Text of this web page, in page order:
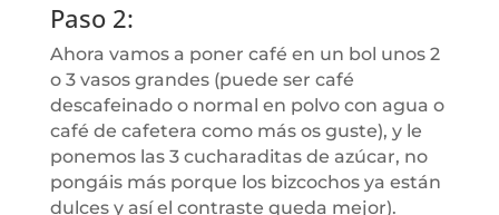
Paso 2:
Ahora vamos a poner café en un bol unos 2
o 3 vasos grandes (puede ser café
descafeinado o normal en polvo con agua o
café de cafetera como más os guste), y le
ponemos las 3 cucharaditas de azúcar, no
pongáis más porque los bizcochos ya están
dulces y así el contraste queda mejor).